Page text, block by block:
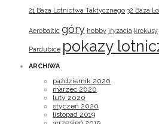
21 Baza Lotnictwa Taktycznego 32 Baza
Aerobaltic góry hobby iryzacja krokusy
Pardubice pokazy
ARCHIWA
październik 2020
marzec 2020
luty 2020
styczeń 2020
listopad 2019